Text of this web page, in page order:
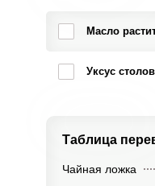
Масло
Уксус
Таблица
Чайная ложка